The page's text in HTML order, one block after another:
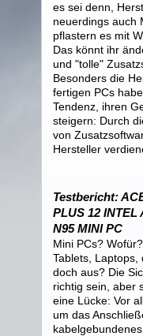
es sei denn,
neuerdings auch
pflastern es mit
Das könnt ihr
und "tolle"
Besonders die
fertigen PCs
Tendenz, ihren
steigern: Durch
von
Hersteller
Testbericht:
PLUS 12 INTEL
N95 MINI PC
Mini PCs?
Tablets, Laptops,
doch aus? Die
richtig sein, aber
eine Lücke: Vor
um das